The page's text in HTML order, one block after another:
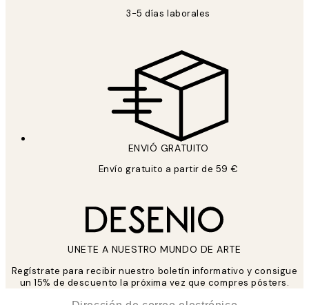
3-5 días laborales
ENVIÓ GRATUITO
Envío gratuito a partir de 59 €
UNETE A NUESTRO MUNDO DE ARTE
Regístrate para recibir nuestro boletín informativo y consigue
un 15% de descuento la próxima vez que compres pósters.